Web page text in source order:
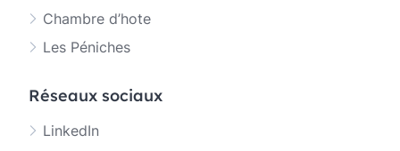
Chambre d’hote
Les Péniches
Réseaux sociaux
LinkedIn